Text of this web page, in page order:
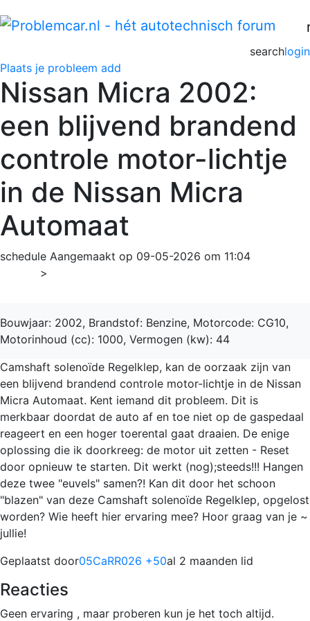
login
search
Plaats je probleem add
Nissan Micra 2002:
een blijvend brandend
controle motor-lichtje
in de Nissan Micra
Automaat
schedule Aangemaakt op 09-05-2026 om 11:04
>
Bouwjaar: 2002, Brandstof: Benzine, Motorcode: CG10,
Motorinhoud (cc): 1000, Vermogen (kw): 44
Camshaft solenoïde Regelklep, kan de oorzaak zijn van
een blijvend brandend controle motor-lichtje in de Nissan
Micra Automaat. Kent iemand dit probleem. Dit is
merkbaar doordat de auto af en toe niet op de gaspedaal
reageert en een hoger toerental gaat draaien. De enige
oplossing die ik doorkreeg: de motor uit zetten - Reset
door opnieuw te starten. Dit werkt (nog);steeds!!! Hangen
deze twee "euvels" samen?! Kan dit door het schoon
"blazen" van deze Camshaft solenoïde Regelklep, opgelost
worden? Wie heeft hier ervaring mee? Hoor graag van je ~
jullie!
Geplaatst door05CaRR026 +50al 2 maanden lid
Reacties
Geen ervaring , maar proberen kun je het toch altijd.